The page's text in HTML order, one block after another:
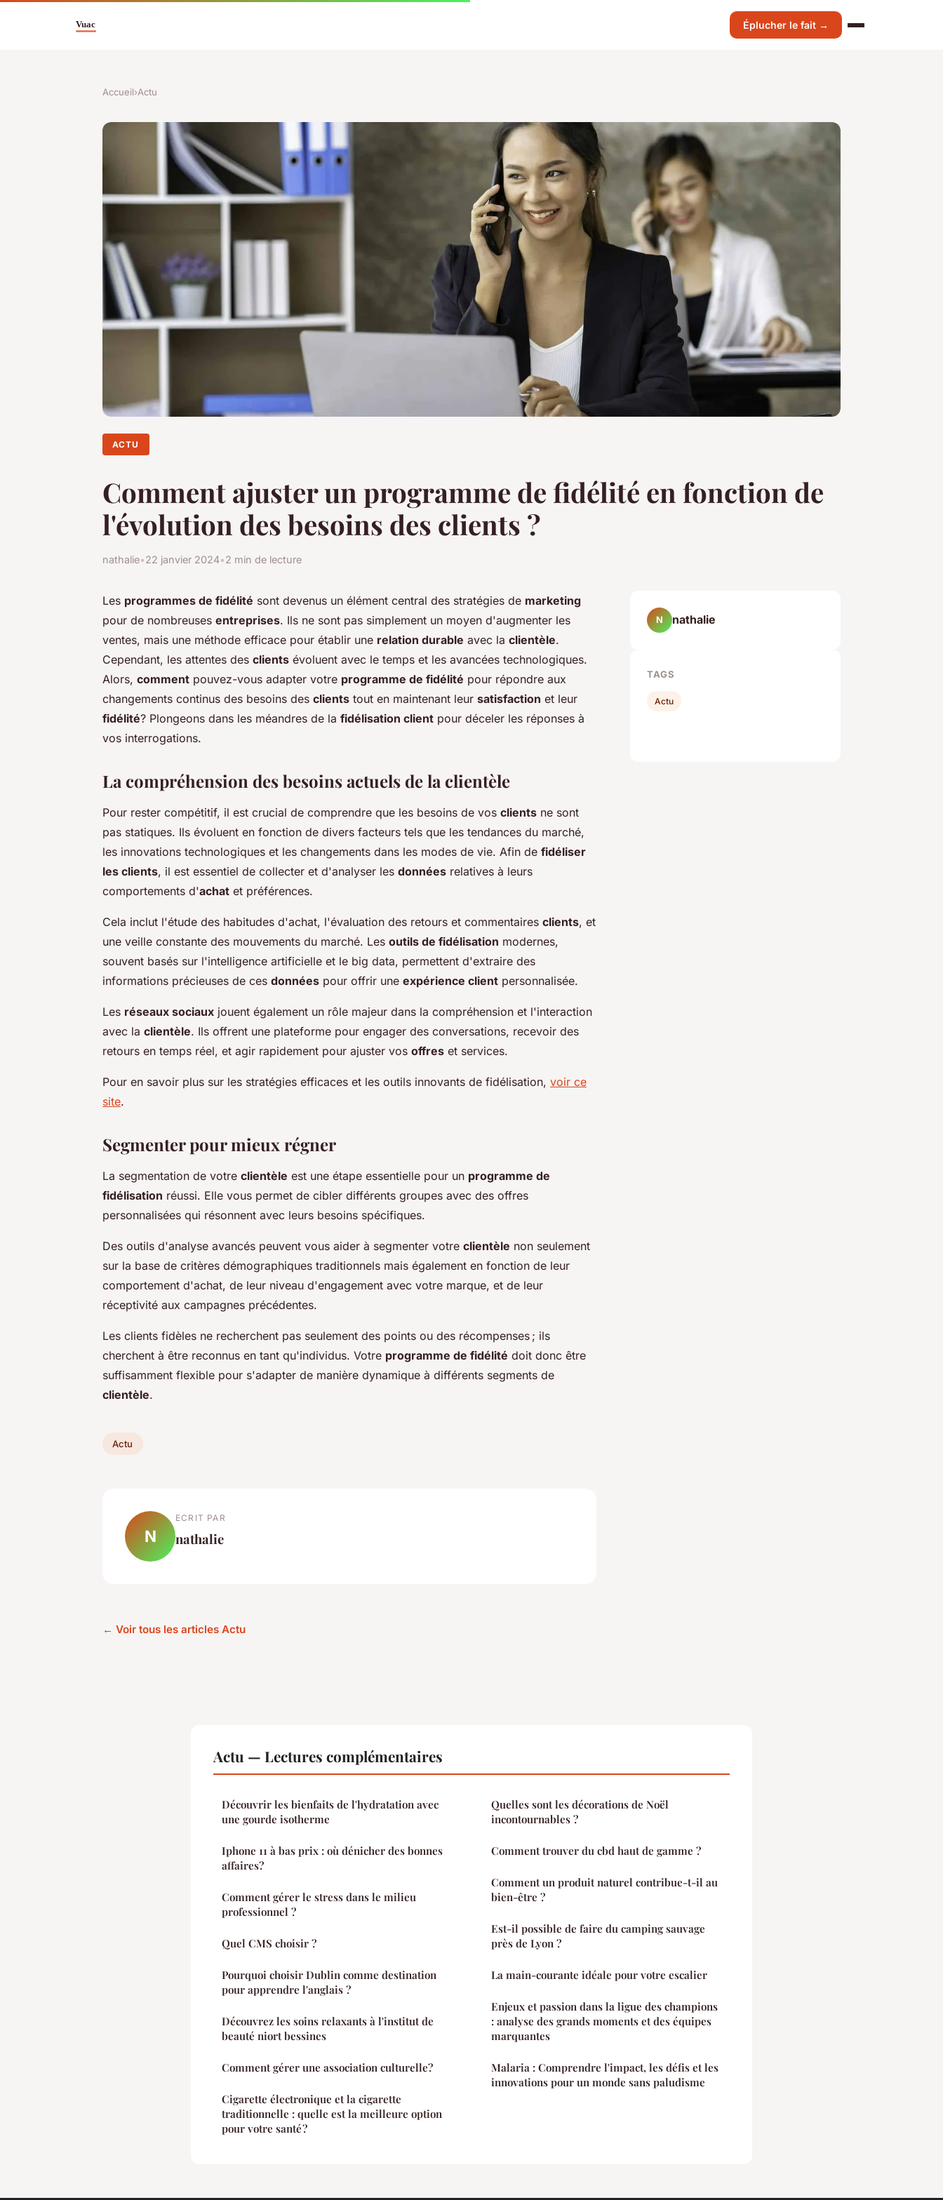
Éplucher le fait →
Accueil›Actu
ACTU
Comment ajuster un programme de fidélité en fonction de
l'évolution des besoins des clients ?
nathalie•22 janvier 2024•2 min de lecture
Les programmes de fidélité sont devenus un élément central des stratégies de marketing
pour de nombreuses entreprises. Ils ne sont pas simplement un moyen d'augmenter les
ventes, mais une méthode efficace pour établir une relation durable avec la clientèle.
Cependant, les attentes des clients évoluent avec le temps et les avancées technologiques.
Alors, comment pouvez-vous adapter votre programme de fidélité pour répondre aux
changements continus des besoins des clients tout en maintenant leur satisfaction et leur
fidélité? Plongeons dans les méandres de la fidélisation client pour déceler les réponses à
vos interrogations.
La compréhension des besoins actuels de la clientèle
Pour rester compétitif, il est crucial de comprendre que les besoins de vos clients ne sont
pas statiques. Ils évoluent en fonction de divers facteurs tels que les tendances du marché,
les innovations technologiques et les changements dans les modes de vie. Afin de fidéliser
les clients, il est essentiel de collecter et d'analyser les données relatives à leurs
comportements d'achat et préférences.
Cela inclut l'étude des habitudes d'achat, l'évaluation des retours et commentaires clients, et
une veille constante des mouvements du marché. Les outils de fidélisation modernes,
souvent basés sur l'intelligence artificielle et le big data, permettent d'extraire des
informations précieuses de ces données pour offrir une expérience client personnalisée.
Les réseaux sociaux jouent également un rôle majeur dans la compréhension et l'interaction
avec la clientèle. Ils offrent une plateforme pour engager des conversations, recevoir des
retours en temps réel, et agir rapidement pour ajuster vos offres et services.
Pour en savoir plus sur les stratégies efficaces et les outils innovants de fidélisation, voir ce
site.
Segmenter pour mieux régner
La segmentation de votre clientèle est une étape essentielle pour un programme de
fidélisation réussi. Elle vous permet de cibler différents groupes avec des offres
personnalisées qui résonnent avec leurs besoins spécifiques.
Des outils d'analyse avancés peuvent vous aider à segmenter votre clientèle non seulement
sur la base de critères démographiques traditionnels mais également en fonction de leur
comportement d'achat, de leur niveau d'engagement avec votre marque, et de leur
réceptivité aux campagnes précédentes.
Les clients fidèles ne recherchent pas seulement des points ou des récompenses ; ils
cherchent à être reconnus en tant qu'individus. Votre programme de fidélité doit donc être
suffisamment flexible pour s'adapter de manière dynamique à différents segments de
clientèle.
Actu
N
ECRIT PAR
nathalie
← Voir tous les articles Actu
N nathalie
TAGS
Actu
Actu — Lectures complémentaires
Découvrir les bienfaits de l'hydratation avec
une gourde isotherme
Iphone 11 à bas prix : où dénicher des bonnes
affaires?
Comment gérer le stress dans le milieu
professionnel ?
Quel CMS choisir ?
Pourquoi choisir Dublin comme destination
pour apprendre l'anglais ?
Découvrez les soins relaxants à l'institut de
beauté niort bessines
Comment gérer une association culturelle?
Cigarette électronique et la cigarette
traditionnelle : quelle est la meilleure option
pour votre santé ?
Quelles sont les décorations de Noël
incontournables ?
Comment trouver du cbd haut de gamme ?
Comment un produit naturel contribue-t-il au
bien-être ?
Est-il possible de faire du camping sauvage
près de Lyon ?
La main-courante idéale pour votre escalier
Enjeux et passion dans la ligue des champions
: analyse des grands moments et des équipes
marquantes
Malaria : Comprendre l'impact, les défis et les
innovations pour un monde sans paludisme